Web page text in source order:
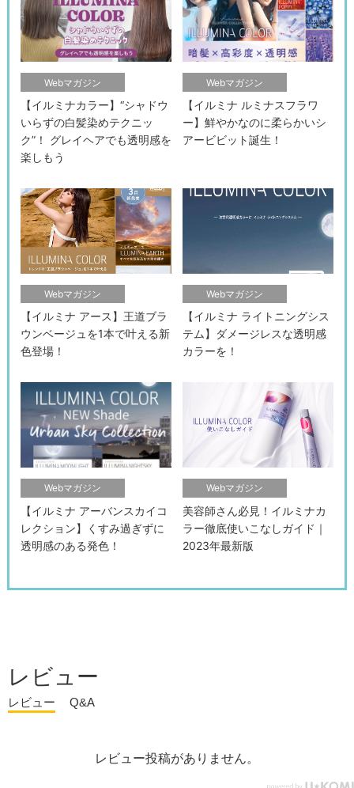
Webマガジン
【イルミナカラー】“シャドウ
いらずの白髪染めテクニッ
ク”！ グレイヘアでも透明感を
楽しもう
Webマガジン
【イルミナ ルミナスフラワ
ー】鮮やかなのに柔らかいシ
アービビット誕生！
Webマガジン
【イルミナ アース】王道ブラ
ウンベージュを1本で叶える新
色登場！
Webマガジン
【イルミナ ライトニングシス
テム】ダメージレスな透明感
カラーを！
Webマガジン
【イルミナ アーバンスカイコ
レクション】くすみ過ぎずに
透明感のある発色！
Webマガジン
美容師さん必見！イルミナカ
ラー徹底使いこなしガイド｜
2023年最新版
レビュー
レビュー Q&A
レビュー投稿がありません。